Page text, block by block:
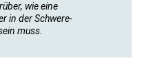
wie eine
in der Schwere-
muss.